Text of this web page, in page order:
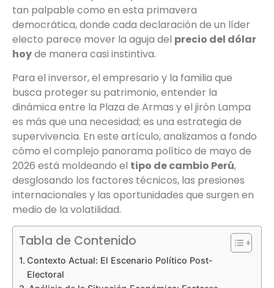
tan palpable como en esta primavera
democrática, donde cada declaración de un líder
electo parece mover la aguja del precio del dólar
hoyde manera casi instintiva.
Para el inversor, el empresario y la familia que
busca proteger su patrimonio, entender la
dinámica entre la Plaza de Armas y el jirón Lampa
es más que una necesidad; es una estrategia de
supervivencia. En este artículo, analizamos a fondo
cómo el complejo panorama político de mayo de
2026 está moldeando el tipo de cambio Perú,
desglosando los factores técnicos, las presiones
internacionales y las oportunidades que surgen en
medio de la volatilidad.
Tabla de Contenido
Contexto Actual: El Escenario Político Post-
Electoral